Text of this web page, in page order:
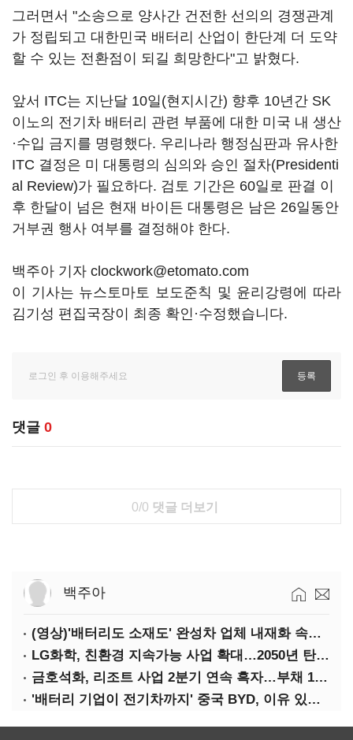
그러면서 "소송으로 양사간 건전한 선의의 경쟁관계
가 정립되고 대한민국 배터리 산업이 한단계 더 도약
할 수 있는 전환점이 되길 희망한다"고 밝혔다.
앞서 ITC는 지난달 10일(현지시간) 향후 10년간 SK
이노의 전기차 배터리 관련 부품에 대한 미국 내 생산
·수입 금지를 명령했다. 우리나라 행정심판과 유사한
ITC 결정은 미 대통령의 심의와 승인 절차(Presidenti
al Review)가 필요하다. 검토 기간은 60일로 판결 이
후 한달이 넘은 현재 바이든 대통령은 남은 26일동안
거부권 행사 여부를 결정해야 한다.
백주아 기자 clockwork@etomato.com
이 기사는 뉴스토마토 보도준칙 및 윤리강령에 따라
김기성 편집국장이 최종 확인·수정했습니다.
댓글 0
0/0 댓글 더보기
백주아
(영상)'배터리도 소재도' 완성차 업체 내재화 속도낸다
LG화학, 친환경 지속가능 사업 확대…2050년 탄소중립 달성
금호석화, 리조트 사업 2분기 연속 흑자…부채 170%↓
'배터리 기업이 전기차까지' 중국 BYD, 이유 있는 선전